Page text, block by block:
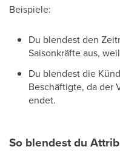
Beispiele:
Du blendest den
Saisonkräfte aus,
Du blendest die
Beschäftigte, da der
endet.
So blendest du